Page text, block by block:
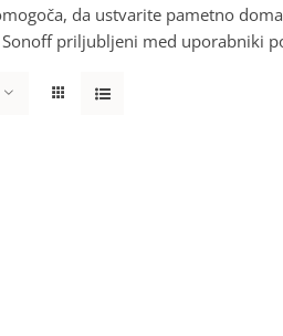
da ustvarite pametno
priljubljeni med uporabniki